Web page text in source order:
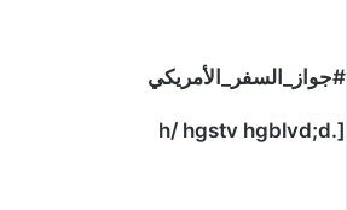
#جواز_السفر_الأمريكي
[.h/ hgstv hgblvd;d